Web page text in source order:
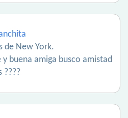
de New York.
y buena amiga busco amistad
????